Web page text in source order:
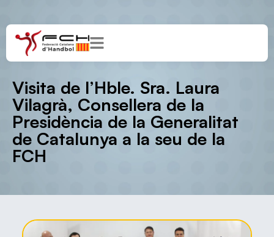
Visita de l’Hble. Sra. Laura
Vilagrà, Consellera de la
Presidència de la Generalitat
de Catalunya a la seu de la
FCH